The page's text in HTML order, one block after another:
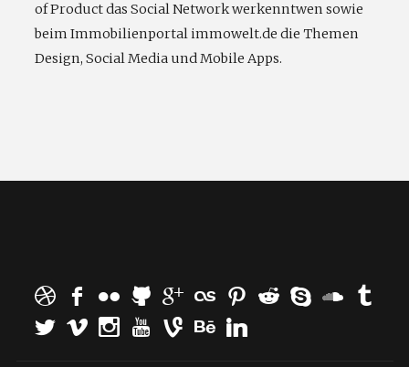
of Product das Social Network werkenntwen sowie
beim Immobilienportal immowelt.de die Themen
Design, Social Media und Mobile Apps.